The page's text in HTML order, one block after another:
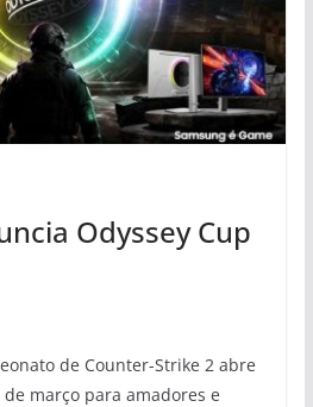
Odyssey Cup
de Counter-Strike 2 abre
março para amadores e